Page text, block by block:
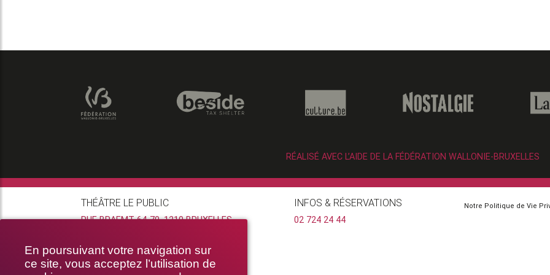
En poursuivant votre navigation sur
ce site, vous acceptez l’utilisation de
RÉALISÉ AVEC L’AIDE DE LA FÉDÉRATION WALLONIE-BRUXELLES
THÉÂTRE LE PUBLIC
RUE BRAEMT 64-70, 1210 BRUXELLES
INFOS & RÉSERVATIONS
02 724 24 44
Notre Politique de Vie